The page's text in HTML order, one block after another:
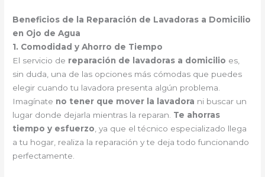
Beneficios de la Reparación de Lavadoras a Domicilio
en Ojo de Agua
1. Comodidad y Ahorro de Tiempo
El servicio de reparación de lavadoras a domicilio es,
sin duda, una de las opciones más cómodas que puedes
elegir cuando tu lavadora presenta algún problema.
Imagínate no tener que mover la lavadora ni buscar un
lugar donde dejarla mientras la reparan. Te ahorras
tiempo y esfuerzo , ya que el técnico especializado llega
a tu hogar, realiza la reparación y te deja todo funcionando
perfectamente.